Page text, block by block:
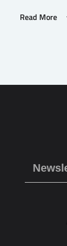
Read More